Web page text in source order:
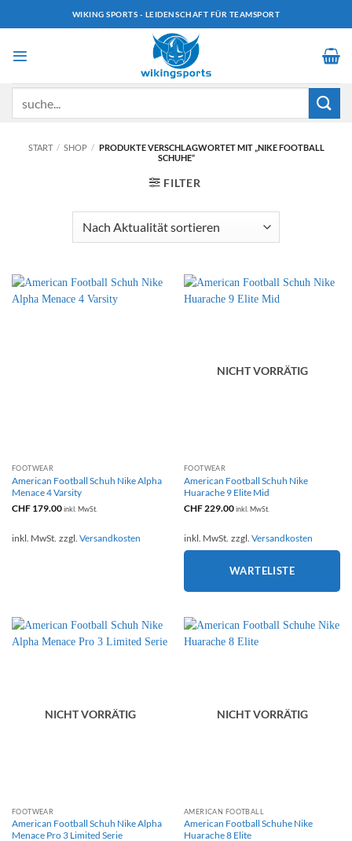
WIKING SPORTS - LEIDENSCHAFT FÜR TEAMSPORT
START / SHOP / PRODUKTE VERSCHLAGWORTET MIT „NIKE FOOTBALL
SCHUHE“
FILTER
FOOTWEAR
American Football Schuh Nike Alpha
Menace 4 Varsity
CHF179.00 inkl. MwSt.
inkl. MwSt. zzgl. Versandkosten
NICHT VORRÄTIG
FOOTWEAR
American Football Schuh Nike
Huarache 9 Elite Mid
CHF229.00 inkl. MwSt.
inkl. MwSt. zzgl. Versandkosten
WARTELISTE
NICHT VORRÄTIG
FOOTWEAR
American Football Schuh Nike Alpha
Menace Pro 3 Limited Serie
NICHT VORRÄTIG
AMERICAN FOOTBALL
American Football Schuhe Nike
Huarache 8 Elite